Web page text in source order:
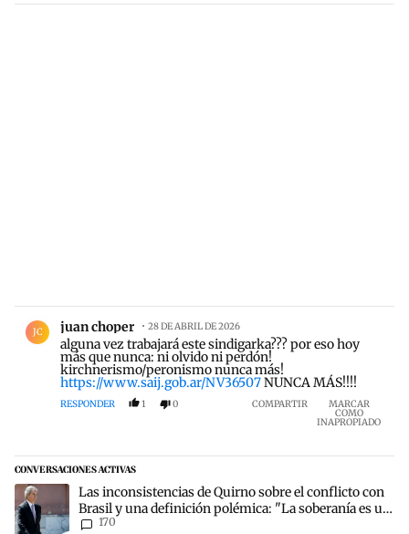
Comentario de juan choper.
JC juan choper 28 DE ABRIL DE 2026
alguna vez trabajará este sindigarka??? por eso hoy
más que nunca: ni olvido ni perdón!
kirchnerismo/peronismo nunca más!
https://www.saij.gob.ar/NV36507NUNCA MÁS!!!!
RESPONDER 1 0 COMPARTIR MARCAR
COMO
INAPROPIADO
CONVERSACIONES ACTIVAS
Este listado muestra los artículos con más comentarios en los
Un artículo de tendencia con el título "Las inconsistencias de
Las inconsistencias de Quirno sobre el conflicto con
Brasil y una definición polémica: "La soberanía es un
concepto antiguo"
170